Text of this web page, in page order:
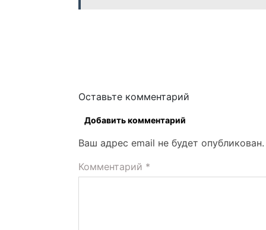
Оставьте комментарий
Добавить комментарий
Ваш адрес email не будет опубликован.
Комментарий *